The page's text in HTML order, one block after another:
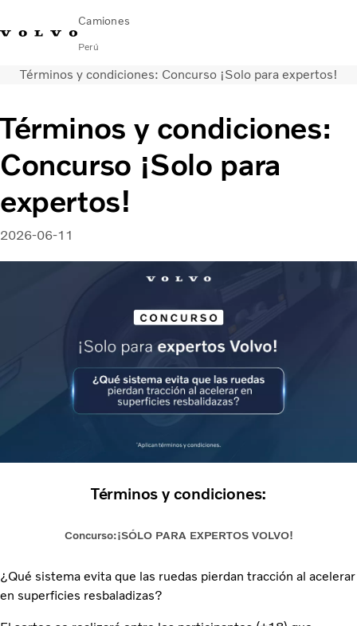
Camiones
Perú
Emergencia en ruta (VOLAR): 0800-53386Aló Volvo
Camiones Volvo
Soluciones de Servicio
Novedades
¿Quiénes somos?
Contáctanos
Concesionarios
Términos y condiciones: Concurso ¡Solo para expertos!
Términos y condiciones:
Concurso ¡Solo para
expertos!
2026-06-11
Términos y condiciones:
Concurso:¡SÓLO PARA EXPERTOS VOLVO!
¿Qué sistema evita que las ruedas pierdan tracción al acelerar
en superficies resbaladizas?